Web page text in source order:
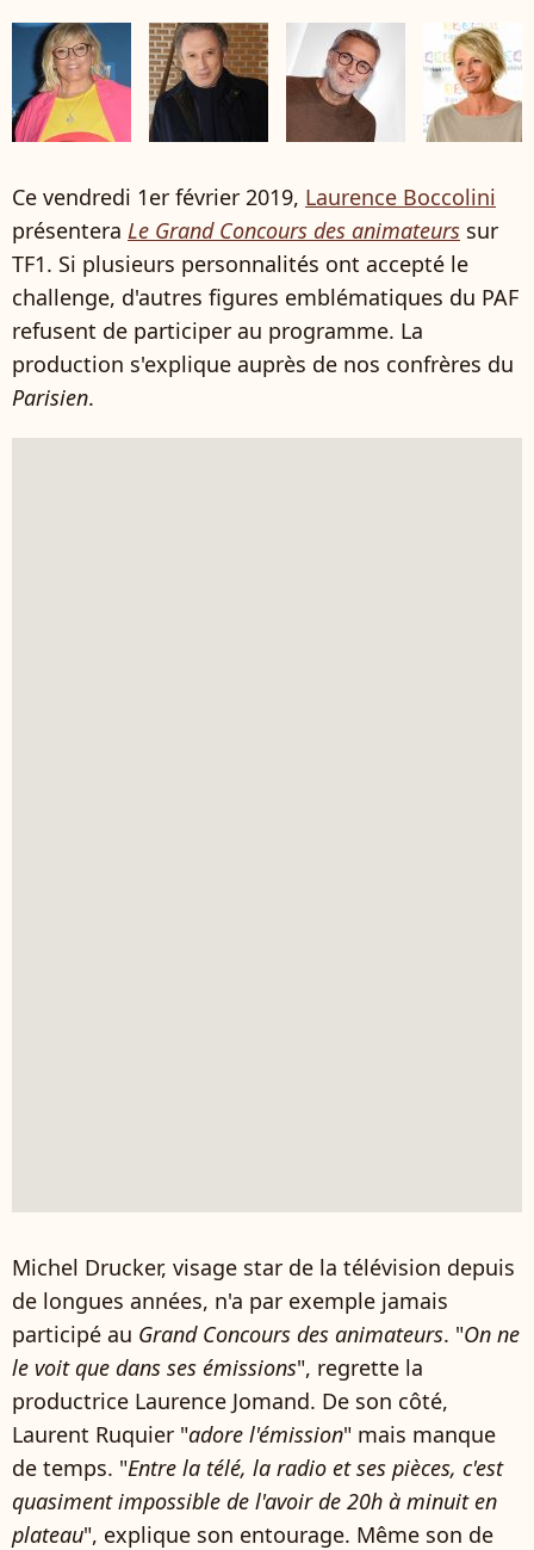
Ce vendredi 1er février 2019, Laurence Boccolini
présentera Le Grand Concours des animateurs sur
TF1. Si plusieurs personnalités ont accepté le
challenge, d'autres figures emblématiques du PAF
refusent de participer au programme. La
production s'explique auprès de nos confrères du
Parisien.
Michel Drucker, visage star de la télévision depuis
de longues années, n'a par exemple jamais
participé au Grand Concours des animateurs. "On ne
le voit que dans ses émissions", regrette la
productrice Laurence Jomand. De son côté,
Laurent Ruquier "adore l'émission" mais manque
de temps. "Entre la télé, la radio et ses pièces, c'est
quasiment impossible de l'avoir de 20h à minuit en
plateau", explique son entourage. Même son de